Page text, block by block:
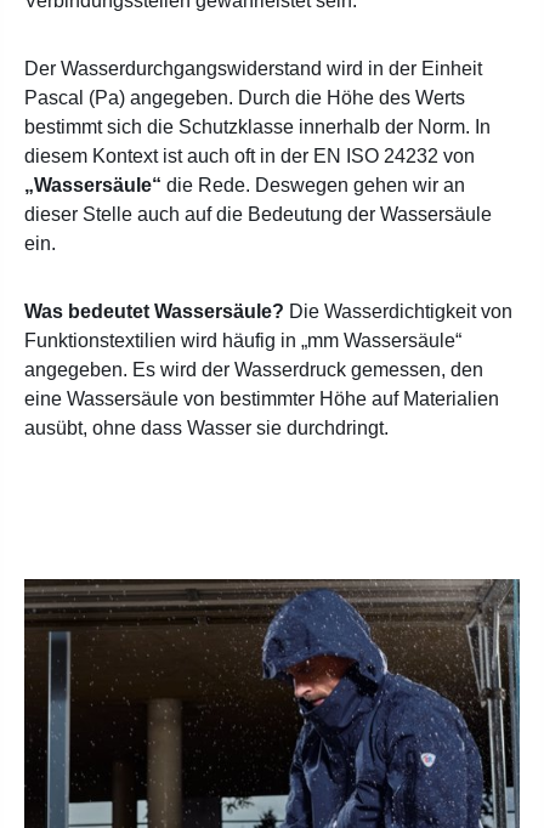
Der Wasserdurchgangswiderstand wird in der Einheit
Pascal (Pa) angegeben. Durch die Höhe des Werts
bestimmt sich die Schutzklasse innerhalb der Norm. In
diesem Kontext ist auch oft in der EN ISO 24232 von
„Wassersäule“ die Rede. Deswegen gehen wir an
dieser Stelle auch auf die Bedeutung der Wassersäule
ein.
Was bedeutet Wassersäule? Die Wasserdichtigkeit von
Funktionstextilien wird häufig in „mm Wassersäule“
angegeben. Es wird der Wasserdruck gemessen, den
eine Wassersäule von bestimmter Höhe auf Materialien
ausübt, ohne dass Wasser sie durchdringt.